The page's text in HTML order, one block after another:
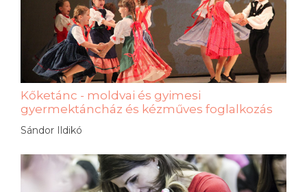
Kőketánc - moldvai és gyimesi
gyermektáncház és kézműves foglalkozás
Sándor Ildikó